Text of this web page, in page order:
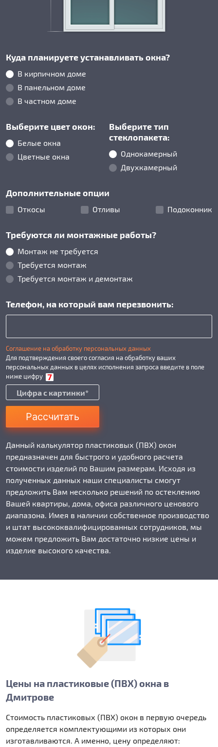
Куда планируете устанавливать окна?
В кирпичном доме
В панельном доме
В частном доме
Выберите цвет окон:
Белые окна
Цветные окна
Выберите тип
стеклопакета:
Однокамерный
Двухкамерный
Дополнительные опции
Откосы Отливы Подоконник
Требуются ли монтажные работы?
Монтаж не требуется
Требуется монтаж
Требуется монтаж и демонтаж
Телефон, на который вам перезвонить:
Соглашение на обработку персональных данных
Для подтверждения своего согласия на обработку ваших
персональных данных в целях исполнения запроса введите в поле
ниже цифру
Рассчитать
Данный калькулятор пластиковых (ПВХ) окон
предназначен для быстрого и удобного расчета
стоимости изделий по Вашим размерам. Исходя из
полученных данных наши специалисты смогут
предложить Вам несколько решений по остеклению
Вашей квартиры, дома, офиса различного ценового
диапазона. Имея в наличии собственное производство
и штат высококвалифицированных сотрудников, мы
можем предложить Вам достаточно низкие цены и
изделие высокого качества.
Цены на пластиковые (ПВХ) окна в
Дмитрове
Стоимость пластиковых (ПВХ) окон в первую очередь
определяется комплектующими из которых они
изготавливаются. А именно, цену определяют: